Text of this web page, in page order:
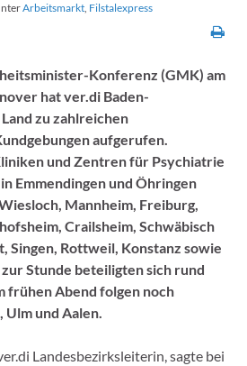
Arbeitsmarkt, Filstalexpress
Konferenz (GMK) am
hat ver.di Baden-
zu zahlreichen
aufgerufen.
und Zentren für Psychiatrie
Emmendingen und Öhringen
Mannheim, Freiburg,
Crailsheim, Schwäbisch
Singen, Rottweil, Konstanz sowie
Stunde beteiligten sich rund
frühen Abend folgen noch
und Aalen.
Landesbezirksleiterin, sagte bei